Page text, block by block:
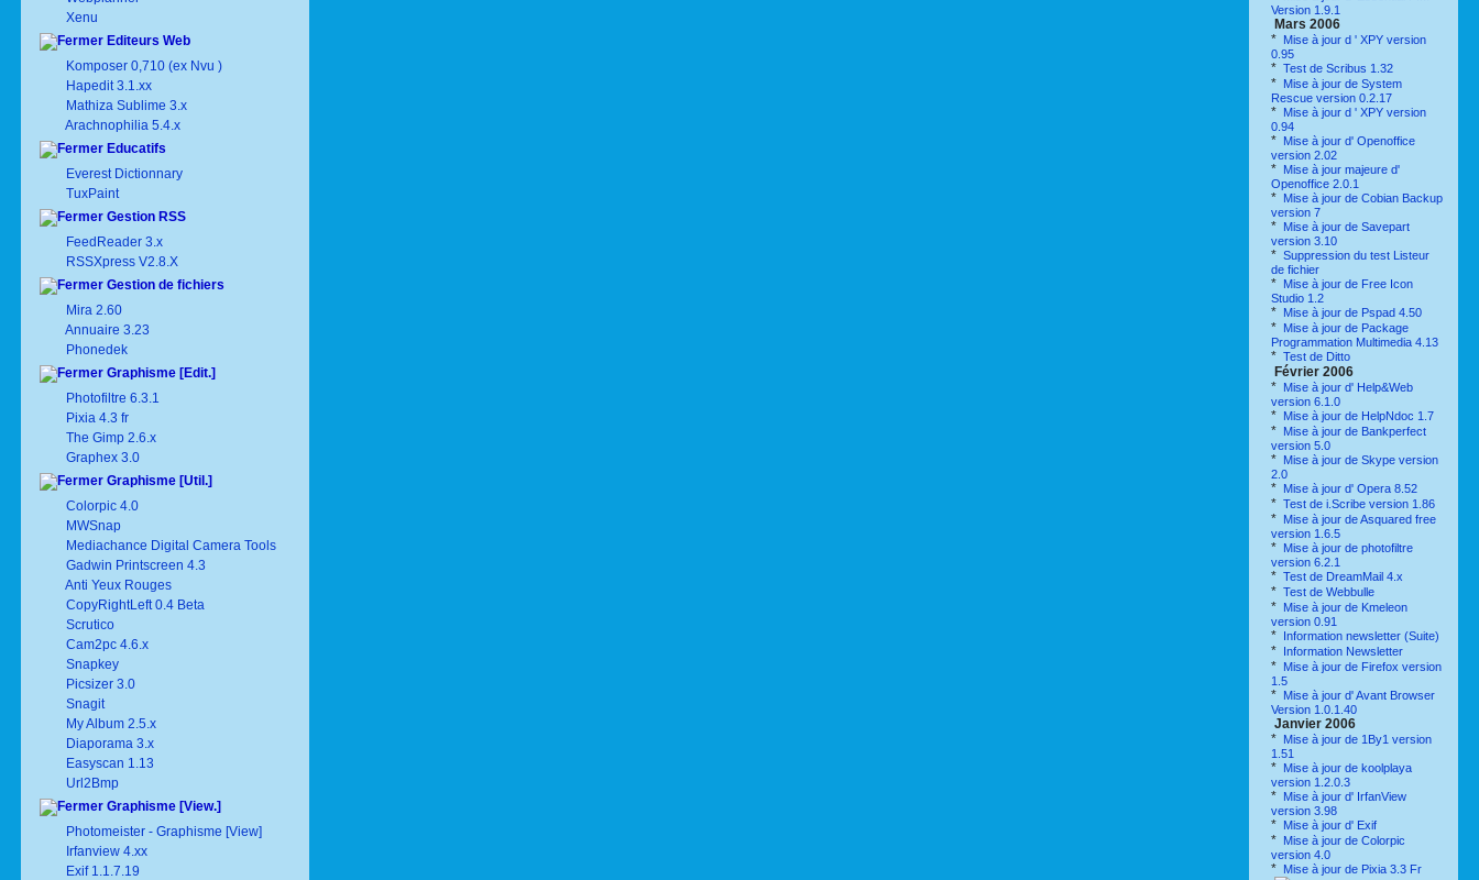
Xenu
Editeurs Web
Komposer 0,710 (ex Nvu )
Hapedit 3.1.xx
Mathiza Sublime 3.x
Arachnophilia 5.4.x
Educatifs
Everest Dictionnary
TuxPaint
Gestion RSS
FeedReader 3.x
RSSXpress V2.8.X
Gestion de fichiers
Mira 2.60
Annuaire 3.23
Phonedek
Graphisme [Edit.]
Photofiltre 6.3.1
Pixia 4.3 fr
The Gimp 2.6.x
Graphex 3.0
Graphisme [Util.]
Colorpic 4.0
MWSnap
Mediachance Digital Camera Tools
Gadwin Printscreen 4.3
Anti Yeux Rouges
CopyRightLeft 0.4 Beta
Scrutico
Cam2pc 4.6.x
Snapkey
Picsizer 3.0
Snagit
My Album 2.5.x
Diaporama 3.x
Easyscan 1.13
Url2Bmp
Graphisme [View.]
Photomeister - Graphisme [View]
Irfanview 4.xx
Exif 1.1.7.19
Version 1.9.1
Mars 2006
* Mise à jour d ' XPY version
0.95
* Test de Scribus 1.32
* Mise à jour de System
Rescue version 0.2.17
* Mise à jour d ' XPY version
0.94
* Mise à jour d' Openoffice
version 2.02
* Mise à jour majeure d'
Openoffice 2.0.1
* Mise à jour de Cobian Backup
version 7
* Mise à jour de Savepart
version 3.10
* Suppression du test Listeur
de fichier
* Mise à jour de Free Icon
Studio 1.2
* Mise à jour de Pspad 4.50
* Mise à jour de Package
Programmation Multimedia 4.13
* Test de Ditto
Février 2006
* Mise à jour d' Help&Web
version 6.1.0
* Mise à jour de HelpNdoc 1.7
* Mise à jour de Bankperfect
version 5.0
* Mise à jour de Skype version
2.0
* Mise à jour d' Opera 8.52
* Test de i.Scribe version 1.86
* Mise à jour de Asquared free
version 1.6.5
* Mise à jour de photofiltre
version 6.2.1
* Test de DreamMail 4.x
* Test de Webbulle
* Mise à jour de Kmeleon
version 0.91
* Information newsletter (Suite)
* Information Newsletter
* Mise à jour de Firefox version
1.5
* Mise à jour d' Avant Browser
Version 1.0.1.40
Janvier 2006
* Mise à jour de 1By1 version
1.51
* Mise à jour de koolplaya
version 1.2.0.3
* Mise à jour d' IrfanView
version 3.98
* Mise à jour d' Exif
* Mise à jour de Colorpic
version 4.0
* Mise à jour de Pixia 3.3 Fr